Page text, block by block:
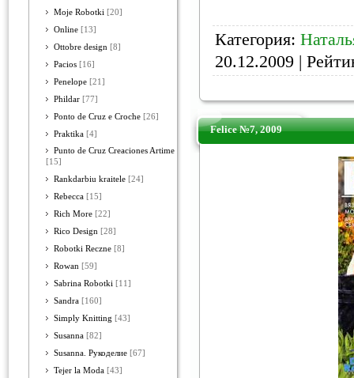
Moje Robotki [20]
Online [13]
Ottobre design [8]
Pacios [16]
Penelope [21]
Phildar [77]
Ponto de Cruz e Croche [26]
Praktika [4]
Punto de Cruz Creaciones Artime
[15]
Rankdarbiu kraitele [24]
Rebecca [15]
Rich More [22]
Rico Design [28]
Robotki Reczne [8]
Rowan [59]
Sabrina Robotki [11]
Sandra [160]
Simply Knitting [43]
Susanna [82]
Susanna. Рукоделие [67]
Tejer la Moda [43]
Категория:
20.12.2009 |
Felice №7, 2009